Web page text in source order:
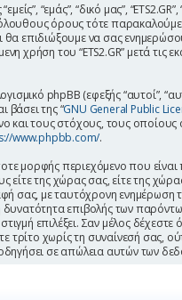
“εμάς”, “δικό μας”,
όρους τότε παρακαλούμε
θα επιδιώξουμε να σας
χρήση του “ETS2.GR” μετά τις
phpBB (εφεξής “αυτοί”,
βάσει της “GNU General Public
και τους στόχους, τους
www.phpbb.com/.
μορφής περιεχόμενο που
της χώρας σας, είτε της
σας, με ταυτόχρονη
επιβολής των
επιλέξει. Σαν μέλος
χωρίς τη συναίνεσή σας,
σε απώλεια αυτών των